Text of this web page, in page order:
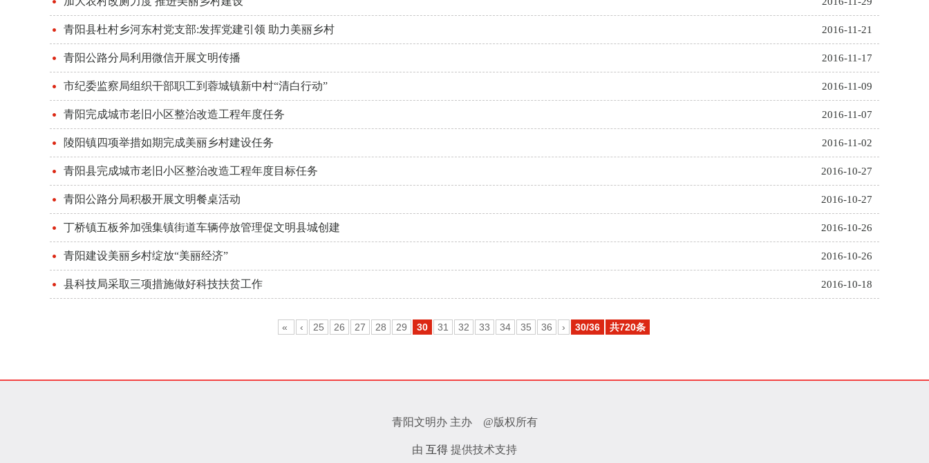
青阳县杜村乡河东村党支部:发挥党建引领 助力美丽乡村 2016-11-21
青阳公路分局利用微信开展文明传播 2016-11-17
市纪委监察局组织干部职工到蓉城镇新中村“清白行动” 2016-11-09
青阳完成城市老旧小区整治改造工程年度任务 2016-11-07
陵阳镇四项举措如期完成美丽乡村建设任务 2016-11-02
青阳县完成城市老旧小区整治改造工程年度目标任务 2016-10-27
青阳公路分局积极开展文明餐桌活动 2016-10-27
丁桥镇五板斧加强集镇街道车辆停放管理促文明县城创建 2016-10-26
青阳建设美丽乡村绽放“美丽经济” 2016-10-26
县科技局采取三项措施做好科技扶贫工作 2016-10-18
« ‹ 25 26 27 28 29 30 31 32 33 34 35 36 › 30/36 共720条
青阳文明办 主办 @版权所有
由 互得 提供技术支持